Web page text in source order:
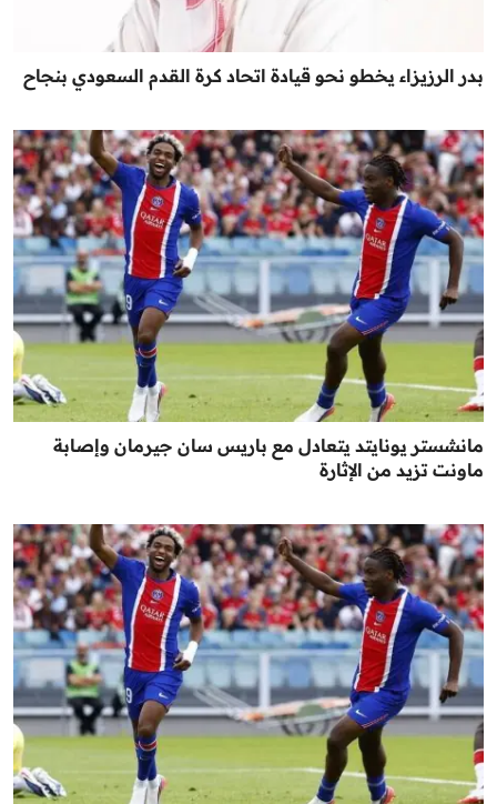
بدر الرزيزاء يخطو نحو قيادة اتحاد كرة القدم السعودي بنجاح
مانشستر يونايتد يتعادل مع باريس سان جيرمان وإصابة
ماونت تزيد من الإثارة